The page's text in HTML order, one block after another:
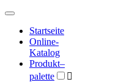
Hauptmenü
Hauptmenü
Startseite
Online-
Katalog
Produkt–
palette
